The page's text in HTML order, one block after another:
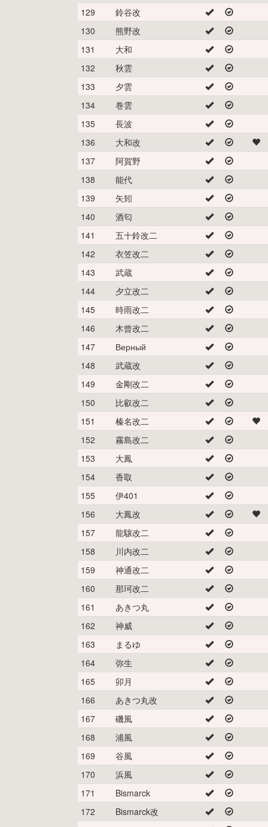
129
鈴谷改
130
熊野改
131
大和
132
秋雲
133
夕雲
134
巻雲
135
長波
136
大和改
137
阿賀野
138
能代
139
矢矧
140
酒匂
141
五十鈴改二
142
衣笠改二
143
武蔵
144
夕立改二
145
時雨改二
146
木曾改二
147
Верный
148
武蔵改
149
金剛改二
150
比叡改二
151
榛名改二
152
霧島改二
153
大鳳
154
香取
155
伊401
156
大鳳改
157
龍驤改二
158
川内改二
159
神通改二
160
那珂改二
161
あきつ丸
162
神威
163
まるゆ
164
弥生
165
卯月
166
あきつ丸改
167
磯風
168
浦風
169
谷風
170
浜風
171
Bismarck
172
Bismarck改